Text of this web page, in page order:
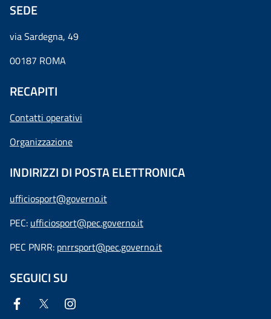
SEDE
via Sardegna, 49
00187 ROMA
RECAPITI
Contatti operativi
Organizzazione
INDIRIZZI DI POSTA ELETTRONICA
ufficiosport@governo.it
PEC: ufficiosport@pec.governo.it
PEC PNRR: pnrrsport@pec.governo.it
SEGUICI SU